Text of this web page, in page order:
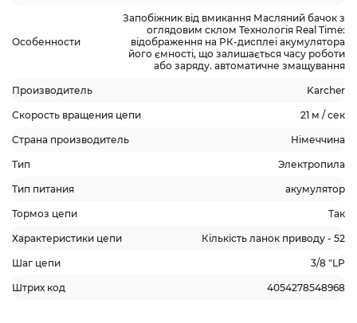
Особенности
Запобіжник від вмикання Масляний бачок з
оглядовим склом Технологія Real Time:
відображення на РК-дисплеї акумулятора
його ємності, що залишається часу роботи
або заряду. автоматичне змащування
Производитель Karcher
Скорость вращения цепи 21 м / сек
Страна производитель Німеччина
Тип Электропила
Тип питания акумулятор
Тормоз цепи Так
Характеристики цепи Кількість ланок приводу - 52
Шаг цепи 3/8 "LP
Штрих код 4054278548968